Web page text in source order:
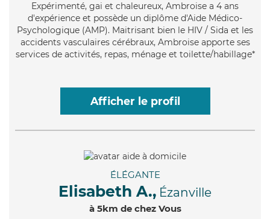
Expérimenté, gai et chaleureux, Ambroise a 4 ans
d'expérience et possède un diplôme d'Aide Médico-
Psychologique (AMP). Maitrisant bien le HIV / Sida et les
accidents vasculaires cérébraux, Ambroise apporte ses
services de activités, repas, ménage et toilette/habillage*
Afficher le profil
ÉLÉGANTE
Elisabeth A., Ézanville
à 5km de chez Vous